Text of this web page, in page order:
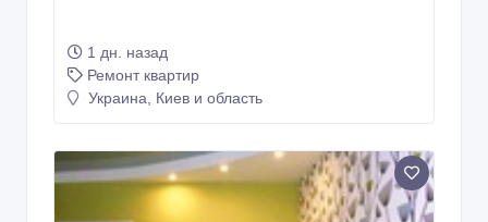
1 дн. назад
Ремонт квартир
Украина, Киев и область